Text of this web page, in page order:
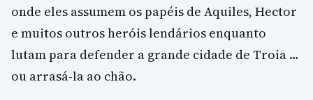
onde eles assumem os papéis de Aquiles, Hector
e muitos outros heróis lendários enquanto
lutam para defender a grande cidade de Troia …
ou arrasá-la ao chão.